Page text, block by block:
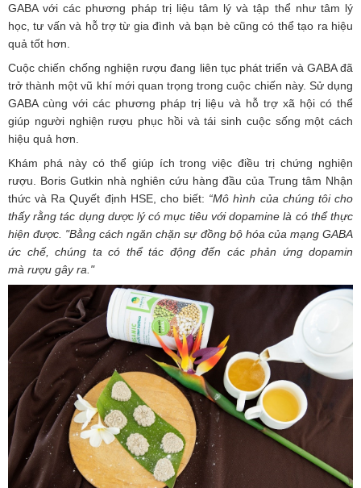
GABA với các phương pháp trị liệu tâm lý và tập thể như tâm lý
học, tư vấn và hỗ trợ từ gia đình và bạn bè cũng có thể tạo ra hiệu
quả tốt hơn.
Cuộc chiến chống nghiện rượu đang liên tục phát triển và GABA đã
trở thành một vũ khí mới quan trọng trong cuộc chiến này. Sử dụng
GABA cùng với các phương pháp trị liệu và hỗ trợ xã hội có thể
giúp người nghiện rượu phục hồi và tái sinh cuộc sống một cách
hiệu quả hơn.
Khám phá này có thể giúp ích trong việc điều trị chứng nghiện
rượu. Boris Gutkin nhà nghiên cứu hàng đầu của Trung tâm Nhận
thức và Ra Quyết định HSE, cho biết: “Mô hình của chúng tôi cho
thấy rằng tác dụng dược lý có mục tiêu với dopamine là có thể thực
hiện được. "Bằng cách ngăn chặn sự đồng bộ hóa của mạng GABA
ức chế, chúng ta có thể tác động đến các phản ứng dopamin
mà rượu gây ra."